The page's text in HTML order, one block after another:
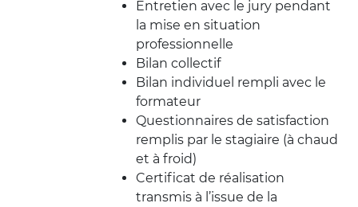
Entretien avec le jury pendant
la mise en situation
professionnelle
Bilan collectif
Bilan individuel rempli avec le
formateur
Questionnaires de satisfaction
remplis par le stagiaire (à chaud
et à froid)
Certificat de réalisation
transmis à l’issue de la